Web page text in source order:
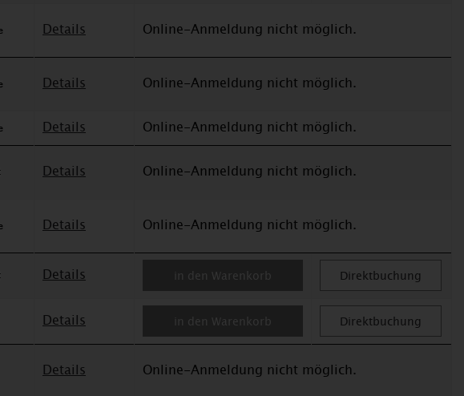
Details Online-Anmeldung nicht möglich.
Details Online-Anmeldung nicht möglich.
Details
Online-Anmeldung nicht möglich.
Details Online-Anmeldung nicht möglich.
Details Online-Anmeldung nicht möglich.
Details in den Warenkorb Direktbuchung
Details in den Warenkorb Direktbuchung
Details Online-Anmeldung nicht möglich.